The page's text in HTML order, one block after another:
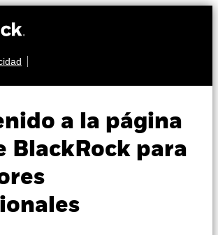
a la página
BlackRock para
Blended Bond